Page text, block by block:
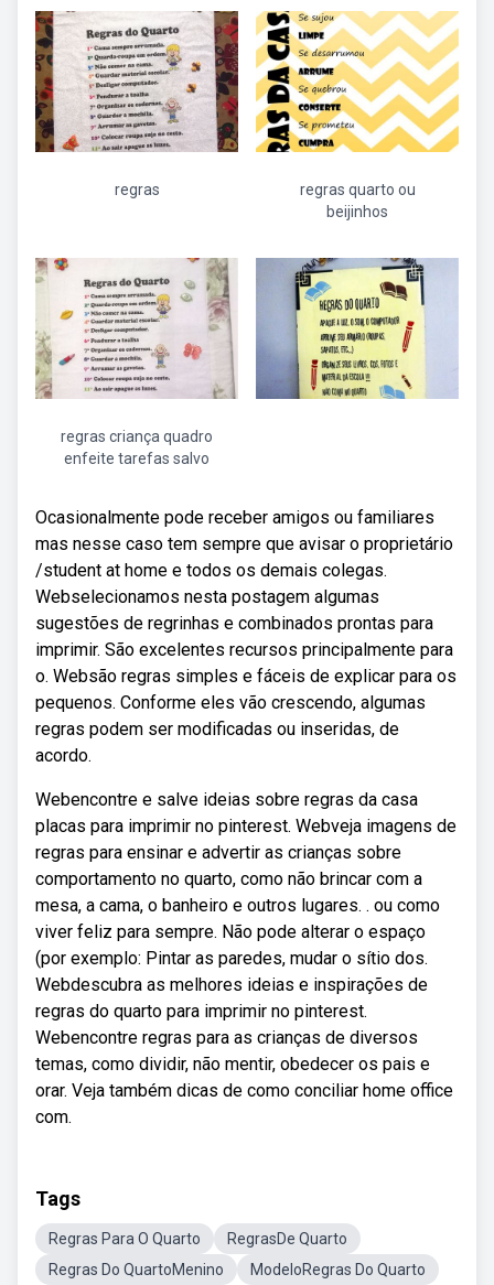
regras
regras quarto ou
beijinhos
regras criança quadro
enfeite tarefas salvo
Ocasionalmente pode receber amigos ou familiares
mas nesse caso tem sempre que avisar o proprietário
/student at home e todos os demais colegas.
Webselecionamos nesta postagem algumas
sugestões de regrinhas e combinados prontas para
imprimir. São excelentes recursos principalmente para
o. Websão regras simples e fáceis de explicar para os
pequenos. Conforme eles vão crescendo, algumas
regras podem ser modificadas ou inseridas, de
acordo.
Webencontre e salve ideias sobre regras da casa
placas para imprimir no pinterest. Webveja imagens de
regras para ensinar e advertir as crianças sobre
comportamento no quarto, como não brincar com a
mesa, a cama, o banheiro e outros lugares. . ou como
viver feliz para sempre. Não pode alterar o espaço
(por exemplo: Pintar as paredes, mudar o sítio dos.
Webdescubra as melhores ideias e inspirações de
regras do quarto para imprimir no pinterest.
Webencontre regras para as crianças de diversos
temas, como dividir, não mentir, obedecer os pais e
orar. Veja também dicas de como conciliar home office
com.
Tags
Regras Para O Quarto
RegrasDe Quarto
Regras Do QuartoMenino
ModeloRegras Do Quarto